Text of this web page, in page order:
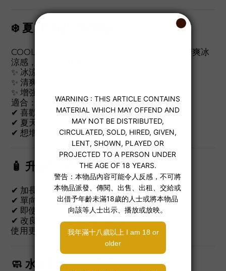
❄️ 夏日限定涼爽體驗
COOL 系列加入薄荷涼感配方，使用時會產生清爽冰
涼感，帶來刺激與降溫的雙重享受。
✨ 冰涼刺激
✨ 清爽不悶熱
✨ 增強敏感度體驗
適合：
✔ 喜歡刺激升級
✔ 夏天使用
✔ 想增加新鮮感的玩家
🧴 升級瓶身設計
✔ 加長瓶口設計，方便深入杯體塗抹
✔ 單向氣閥設計，防止潤滑液牽絲
✔ 即使傾倒也不易外漏
✔ 改良瓶蓋，更好旋緊
使用更乾淨、更方便、更衛生。
🧼 水性配方・容易清洗